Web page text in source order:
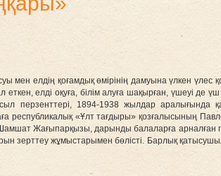
елдің қоғамдық өмірінің дамуына үлкен үлес
елді оқуға, білім алуға шақырған, үшеуі де
перзенттері, 1894-1938 жылдар аралығында
республикалық «Ұлт тағдыры» қозғалысының
Шамшат Жағыпарқызы, дарынды балаларға
зерттеу жұмыстарымен бөлісті. Барлық